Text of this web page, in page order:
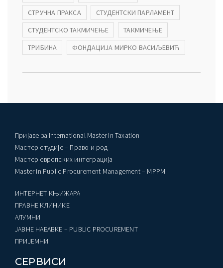
СТРУЧНА ПРАКСА
СТУДЕНТСКИ ПАРЛАМЕНТ
СТУДЕНТСКО ТАКМИЧЕЊЕ
ТАКМИЧЕЊЕ
ТРИБИНА
ФОНДАЦИЈА МИРКО ВАСИЉЕВИЋ
Пријаве за International Master in Taxation
Мастер студије – Право и род
Мастер европских интеграција
Master in Public Procurement Management – MPPM
ИНТЕРНЕТ КЊИЖАРА
ПРАВНЕ КЛИНИКЕ
AЛУМНИ
ЈАВНЕ НАБАВКЕ – PUBLIC PROCUREMENT
ПРИЈЕМНИ
СЕРВИСИ